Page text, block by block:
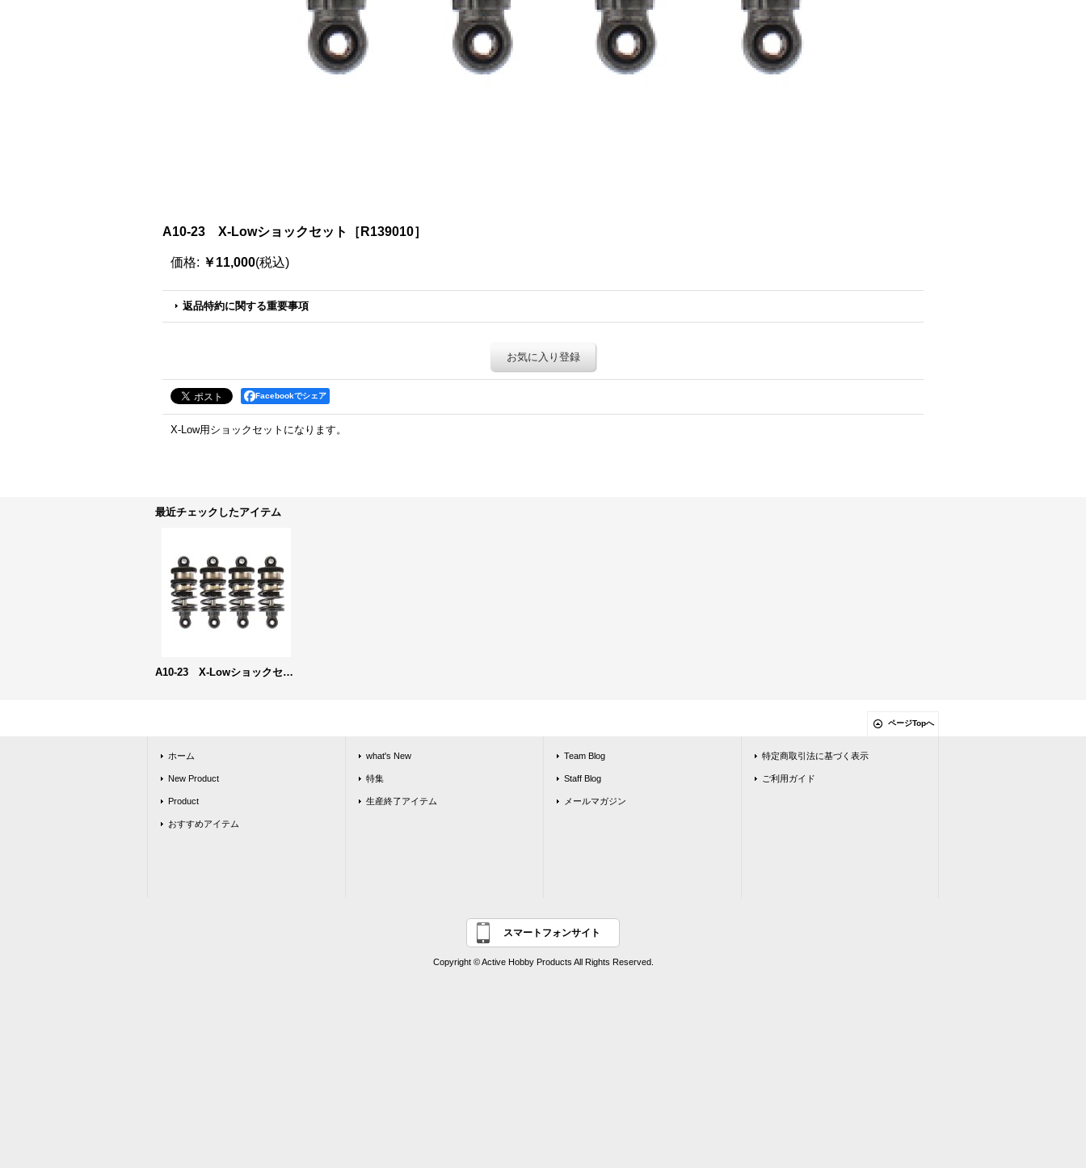
A10-23 X-Lowショックセット［R139010］
価格: ￥11,000(税込)
返品特約に関する重要事項
お気に入り登録
Facebookでシェア
X-Low用ショックセットになります。
最近チェックしたアイテム
A10-23 X-Lowショックセット［R139010］
ページTopへ
ホーム
New Product
Product
おすすめアイテム
what's New
特集
生産終了アイテム
Team Blog
Staff Blog
メールマガジン
特定商取引法に基づく表示
ご利用ガイド
スマートフォンサイト
Copyright © Active Hobby Products All Rights Reserved.